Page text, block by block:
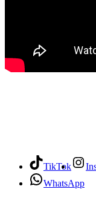
TikTok
WhatsApp